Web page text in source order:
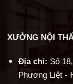
XƯỞNG NỘI
Địa chỉ: Số
Phương Liệt -